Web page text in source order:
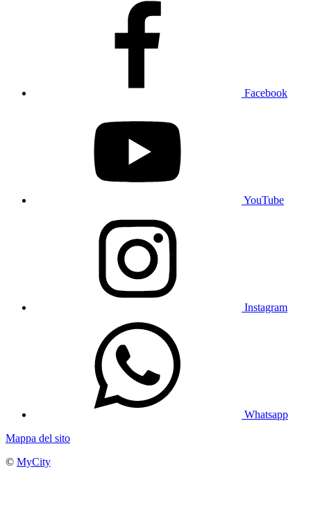
Facebook
YouTube
Instagram
Whatsapp
Mappa del sito
© MyCity